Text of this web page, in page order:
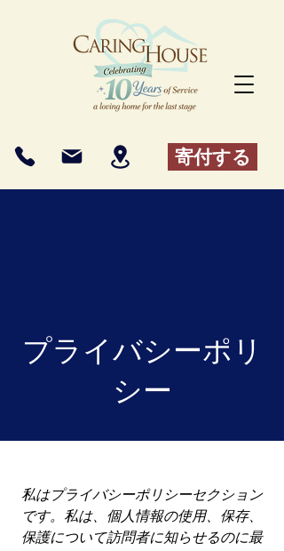
寄付する
プライバシーポリ
シー
私はプライバシーポリシーセクション
です。私は、個人情報の使用、保存、
保護について訪問者に知らせるのに最